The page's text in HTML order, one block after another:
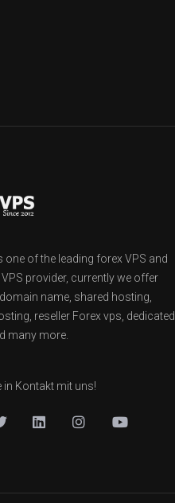
one of the leading forex VPS and
provider, currently we offer
name, shared hosting,
reseller Forex vps, dedicated
many more.
in Kontakt mit uns!